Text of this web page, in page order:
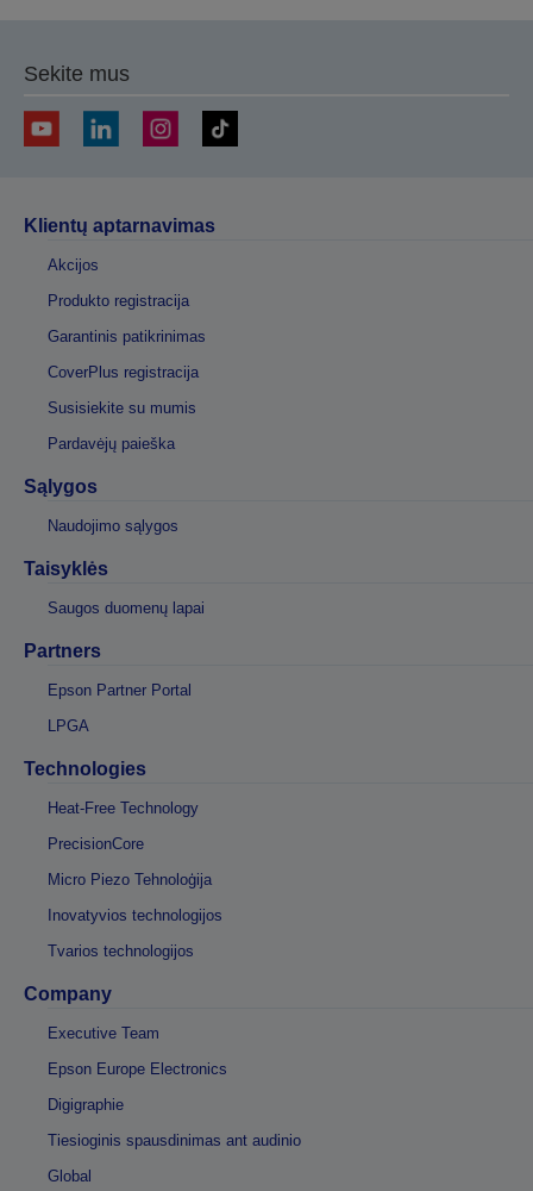
Sekite mus
Klientų aptarnavimas
Akcijos
Produkto registracija
Garantinis patikrinimas
CoverPlus registracija
Susisiekite su mumis
Pardavėjų paieška
Sąlygos
Naudojimo sąlygos
Taisyklės
Saugos duomenų lapai
Partners
Epson Partner Portal
LPGA
Technologies
Heat-Free Technology
PrecisionCore
Micro Piezo Tehnoloģija
Inovatyvios technologijos
Tvarios technologijos
Company
Executive Team
Epson Europe Electronics
Digigraphie
Tiesioginis spausdinimas ant audinio
Global